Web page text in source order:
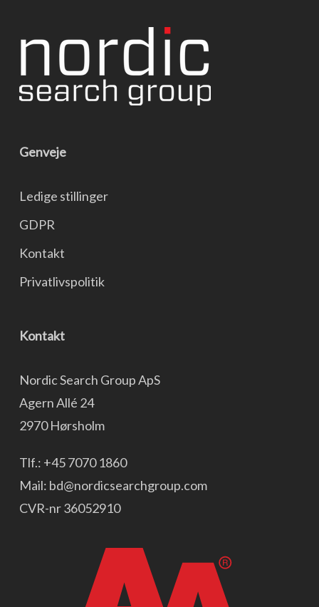
Genveje
Ledige stillinger
GDPR
Kontakt
Privatlivspolitik
Kontakt
Nordic Search Group ApS
Agern Allé 24
2970 Hørsholm
Tlf.: +45 7070 1860
Mail: bd@nordicsearchgroup.com
CVR-nr 36052910